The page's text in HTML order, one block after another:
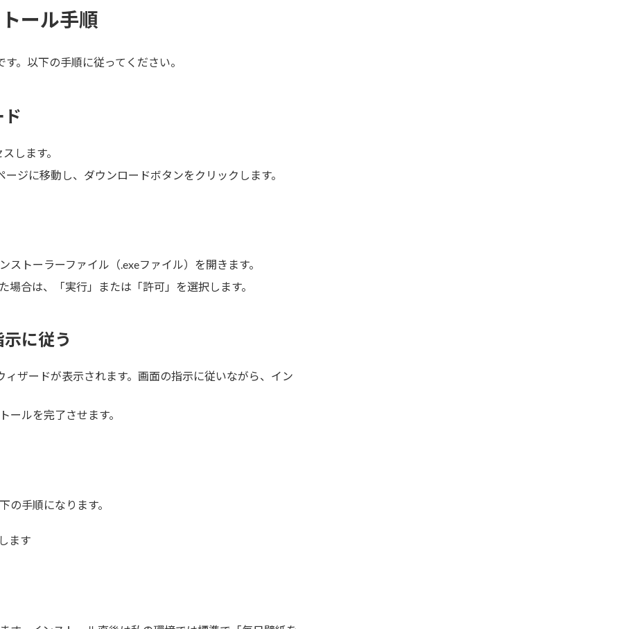
ール手順
。以下の手順に従ってください。
します。
ジに移動し、ダウンロードボタンをクリックします。
ストーラーファイル（.exeファイル）を開きます。
場合は、「実行」または「許可」を選択します。
に従う
ィザードが表示されます。画面の指示に従いながら、イン
ールを完了させます。
の手順になります。
ます